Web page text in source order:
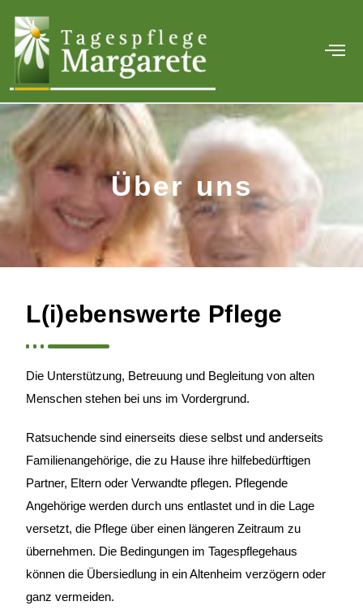
Über uns
L(i)ebenswerte Pflege
Die Unterstützung, Betreuung und Begleitung von alten
Menschen stehen bei uns im Vordergrund.
Ratsuchende sind einerseits diese selbst und anderseits
Familienangehörige, die zu Hause ihre hilfebedürftigen
Partner, Eltern oder Verwandte pflegen. Pflegende
Angehörige werden durch uns entlastet und in die Lage
versetzt, die Pflege über einen längeren Zeitraum zu
übernehmen. Die Bedingungen im Tagespflegehaus
können die Übersiedlung in ein Altenheim verzögern oder
ganz vermeiden.